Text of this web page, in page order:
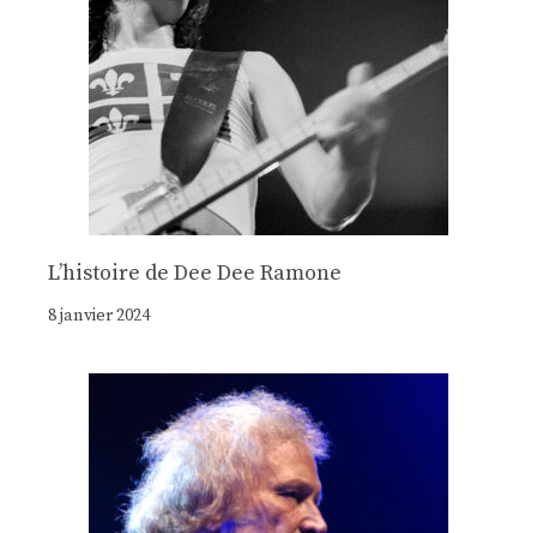
Lʼhistoire de Dee Dee Ramone
8 janvier 2024